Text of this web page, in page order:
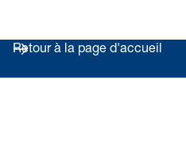
Retour à la page d'accueil